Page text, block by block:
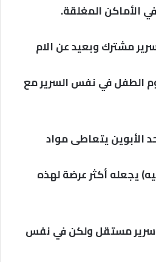
الأماكن المغلقة.
مشترك وبعيد عن الام
الطفل في نفس السرير مع
الأبوين يتعاطی مواد
يجعله أكثر عرضة لهذه
سرير مستقل ولكن في نفس